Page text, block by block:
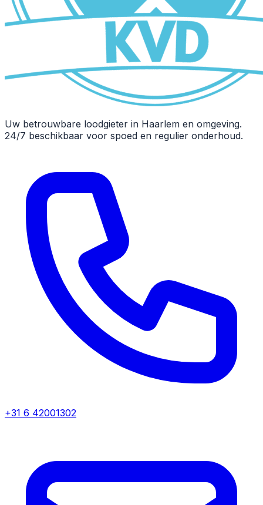
Uw betrouwbare loodgieter in Haarlem en omgeving.
24/7 beschikbaar voor spoed en regulier onderhoud.
+31 6 42001302